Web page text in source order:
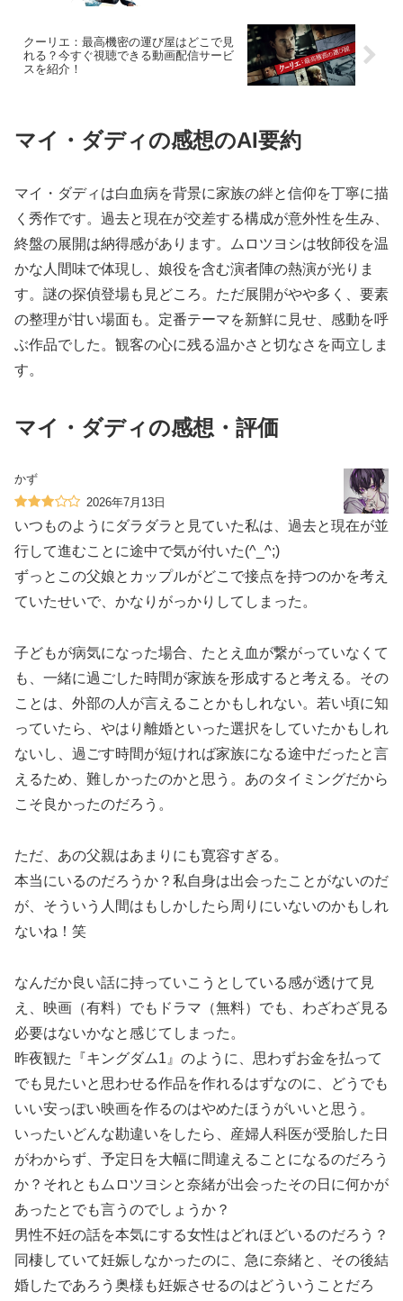
クーリエ：最高機密の運び屋はどこで見
れる？今すぐ視聴できる動画配信サービ
スを紹介！
マイ・ダディの感想のAI要約
マイ・ダディは白血病を背景に家族の絆と信仰を丁寧に描
く秀作です。過去と現在が交差する構成が意外性を生み、
終盤の展開は納得感があります。ムロツヨシは牧師役を温
かな人間味で体現し、娘役を含む演者陣の熱演が光りま
す。謎の探偵登場も見どころ。ただ展開がやや多く、要素
の整理が甘い場面も。定番テーマを新鮮に見せ、感動を呼
ぶ作品でした。観客の心に残る温かさと切なさを両立しま
す。
マイ・ダディの感想・評価
かず
2026年7月13日
いつものようにダラダラと見ていた私は、過去と現在が並
行して進むことに途中で気が付いた(^_^;)
ずっとこの父娘とカップルがどこで接点を持つのかを考え
ていたせいで、かなりがっかりしてしまった。
子どもが病気になった場合、たとえ血が繋がっていなくて
も、一緒に過ごした時間が家族を形成すると考える。その
ことは、外部の人が言えることかもしれない。若い頃に知
っていたら、やはり離婚といった選択をしていたかもしれ
ないし、過ごす時間が短ければ家族になる途中だったと言
えるため、難しかったのかと思う。あのタイミングだから
こそ良かったのだろう。
ただ、あの父親はあまりにも寛容すぎる。
本当にいるのだろうか？私自身は出会ったことがないのだ
が、そういう人間はもしかしたら周りにいないのかもしれ
ないね！笑
なんだか良い話に持っていこうとしている感が透けて見
え、映画（有料）でもドラマ（無料）でも、わざわざ見る
必要はないかなと感じてしまった。
昨夜観た『キングダム1』のように、思わずお金を払って
でも見たいと思わせる作品を作れるはずなのに、どうでも
いい安っぽい映画を作るのはやめたほうがいいと思う。
いったいどんな勘違いをしたら、産婦人科医が受胎した日
がわからず、予定日を大幅に間違えることになるのだろう
か？それともムロツヨシと奈緒が出会ったその日に何かが
あったとでも言うのでしょうか？
男性不妊の話を本気にする女性はどれほどいるのだろう？
同棲していて妊娠しなかったのに、急に奈緒と、その後結
婚したであろう奥様も妊娠させるのはどういうことだろ